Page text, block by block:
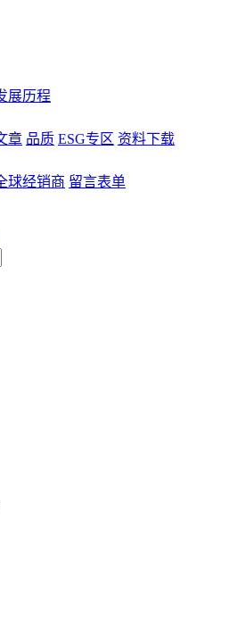
展历程
章 品质 ESG专区 资料下载
球经销商 留言表单